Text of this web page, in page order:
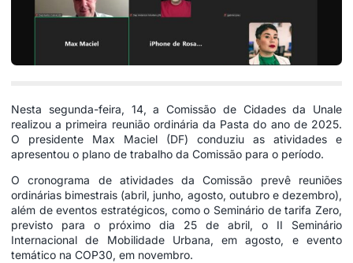
Nesta segunda-feira, 14, a Comissão de Cidades da Unale
realizou a primeira reunião ordinária da Pasta do ano de 2025.
O presidente Max Maciel (DF) conduziu as atividades e
apresentou o plano de trabalho da Comissão para o período.
O cronograma de atividades da Comissão prevê reuniões
ordinárias bimestrais (abril, junho, agosto, outubro e dezembro),
além de eventos estratégicos, como o Seminário de tarifa Zero,
previsto para o próximo dia 25 de abril, o II Seminário
Internacional de Mobilidade Urbana, em agosto, e evento
temático na COP30, em novembro.